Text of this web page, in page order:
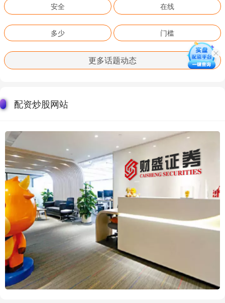
安全 在线
多少 门槛
更多话题动态
配资炒股网站